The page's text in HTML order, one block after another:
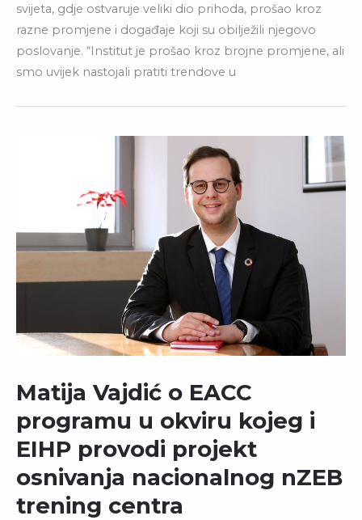
svijeta, gdje ostvaruje veliki dio prihoda, prošao kroz
razne promjene i događaje koji su obilježili njegovo
poslovanje. “Institut je prošao kroz brojne promjene, ali
smo uvijek nastojali pratiti trendove u
Matija Vajdić o EACC
programu u okviru kojeg i
EIHP provodi projekt
osnivanja nacionalnog nZEB
trening centra